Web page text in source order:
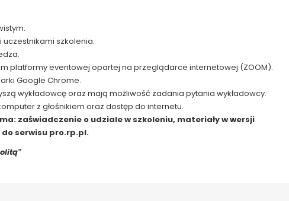
szkolenia.
platformy eventowej opartej na przeglądarce internetowej (ZOOM).
Google Chrome.
wykładowcę oraz mają możliwość zadania pytania wykładowcy.
z głośnikiem oraz dostęp do internetu.
zaświadczenie o udziale w szkoleniu, materiały w wersji
serwisu pro.rp.pl.